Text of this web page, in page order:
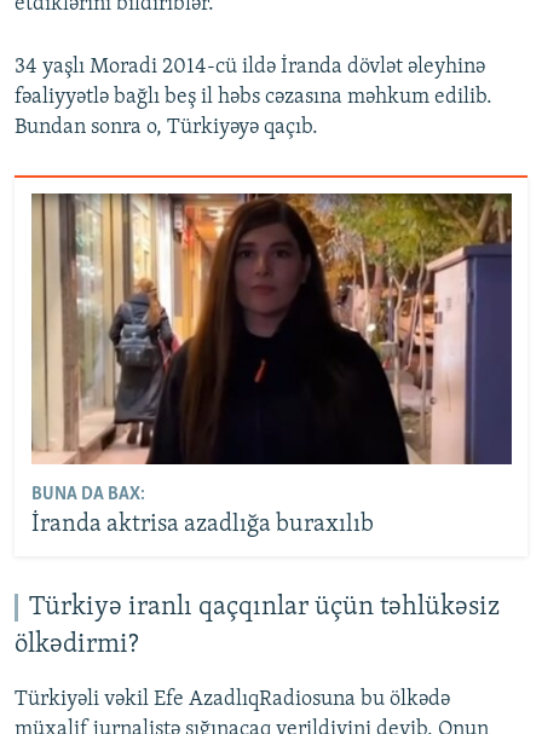
34 yaşlı Moradi 2014-cü ildə İranda dövlət əleyhinə
fəaliyyətlə bağlı beş il həbs cəzasına məhkum edilib.
Bundan sonra o, Türkiyəyə qaçıb.
BUNA DA BAX:
İranda aktrisa azadlığa buraxılıb
Türkiyə iranlı qaçqınlar üçün təhlükəsiz
ölkədirmi?
Türkiyəli vəkil Efe AzadlıqRadiosuna bu ölkədə